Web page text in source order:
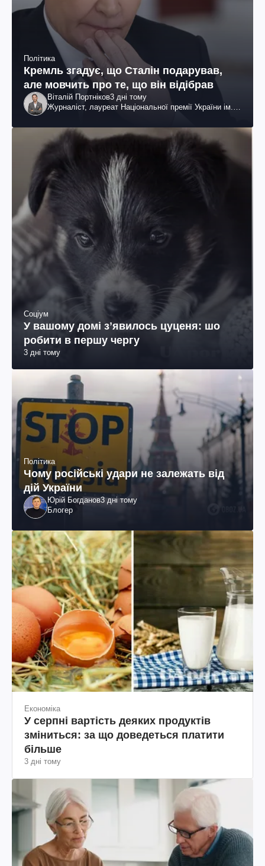
Політика
Кремль згадує, що Сталін подарував,
але мовчить про те, що він відібрав
Віталій Портніков3 дні тому
Журналіст, лауреат Національної премії України ім.
Соціум
У вашому домі зʼявилось цуценя: шо
робити в першу чергу
3 дні тому
Політика
Чому російські удари не залежать від
дій України
Юрій Богданов3 дні тому
Блогер
Економіка
У серпні вартість деяких продуктів
зміниться: за що доведеться платити
більше
3 дні тому